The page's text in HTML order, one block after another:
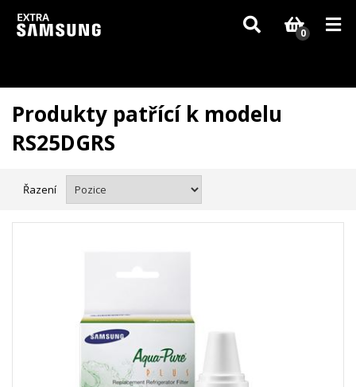
Vzhledem k aktuální situaci se může dodání dílů, které nejsou skladem,
zpozdit. Děkujeme za pochopení.
0
Produkty patřící k modelu
RS25DGRS
Řazení